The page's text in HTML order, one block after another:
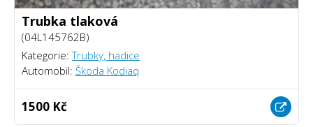
Trubka tlaková
(04L145762B)
Kategorie:Trubky, hadice
Automobil: Škoda Kodiaq
1500 Kč